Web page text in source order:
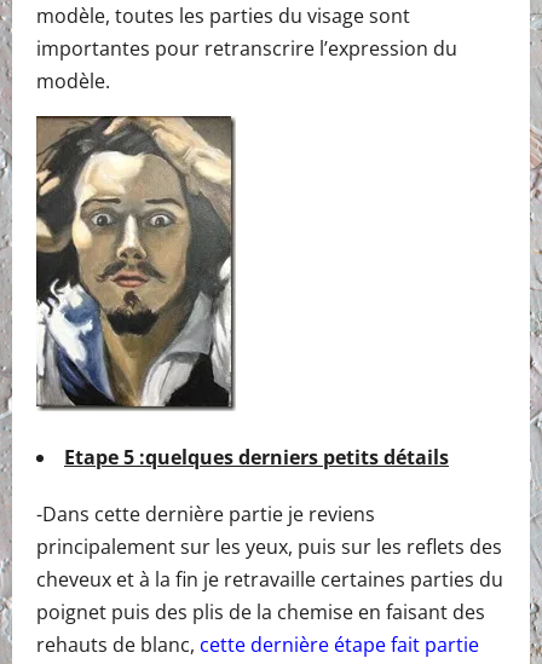
modèle, toutes les parties du visage sont
importantes pour retranscrire l’expression du
modèle.
Etape 5 :quelques derniers petits détails
-Dans cette dernière partie je reviens
principalement sur les yeux, puis sur les reflets des
cheveux et à la fin je retravaille certaines parties du
poignet puis des plis de la chemise en faisant des
rehauts de blanc, cette dernière étape fait partie